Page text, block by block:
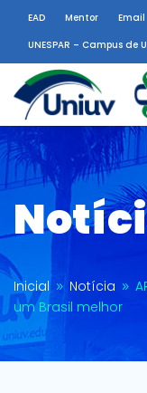
EAD Mentor Email
UNESPAR – Campus de
Inicial 9 Notícia 9
um Brasil melhor